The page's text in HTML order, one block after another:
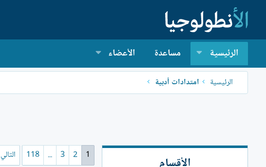
الرئيسية مساعدة الأعضاء
الرئيسية امتدادات أدبية
1
2
3
...
118 التالي